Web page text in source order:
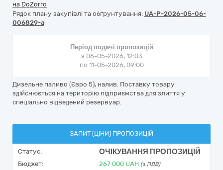
на DoZorro
Рядок плану закупівлі та обґрунтування: UA-P-2026-05-06-
006829-a
Період подачі пропозицій
з 06-05-2026, 12:03
по 11-05-2026, 09:00
Дизельне паливо (Євро 5), налив. Поставку товару
здійснюється на територію підприємства для злиття у
спеціально відведений резервуар.
ЗАПИТ (ЦІНИ) ПРОПОЗИЦІЙ
Статус: ОЧІКУВАННЯ ПРОПОЗИЦІЙ
Бюджет: 267 000 UAH (з ПДВ)